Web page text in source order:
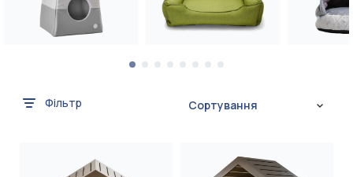
Фільтр Сортування